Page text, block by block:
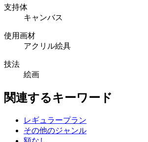
支持体
キャンバス
使用画材
アクリル絵具
技法
絵画
関連するキーワード
レギュラープラン
その他のジャンル